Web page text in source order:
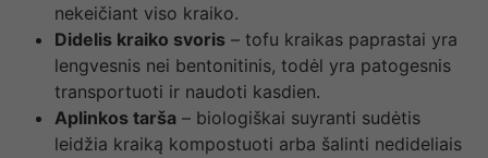
nekeičiant viso kraiko.
Didelis kraiko svoris – tofu kraikas paprastai yra
lengvesnis nei bentonitinis, todėl yra patogesnis
transportuoti ir naudoti kasdien.
Aplinkos tarša – biologiškai suyranti sudėtis
leidžia kraiką kompostuoti arba šalinti nedideliais